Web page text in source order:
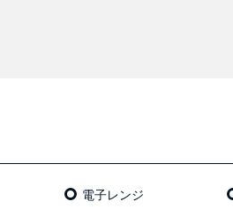
電⼦レンジ